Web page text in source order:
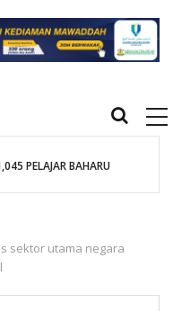
PELAJAR BAHARU
sektor utama negara